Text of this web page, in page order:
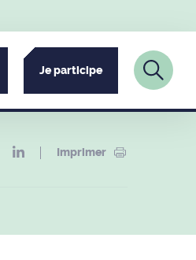
Je participe
Imprimer